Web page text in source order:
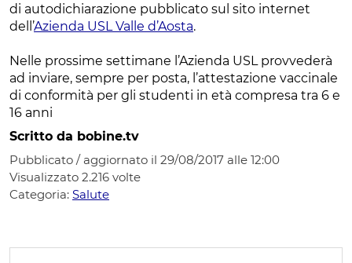
di autodichiarazione pubblicato sul sito internet
dell’Azienda USL Valle d’Aosta.
Nelle prossime settimane l’Azienda USL provvederà
ad inviare, sempre per posta, l’attestazione vaccinale
di conformità per gli studenti in età compresa tra 6 e
16 anni
Scritto da bobine.tv
Pubblicato / aggiornato il 29/08/2017 alle 12:00
Visualizzato 2.216 volte
Categoria: Salute